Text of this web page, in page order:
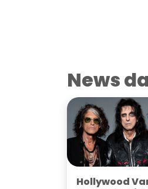
News
Hollywood